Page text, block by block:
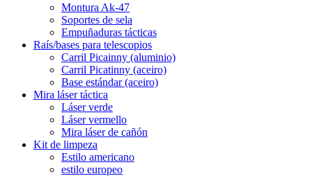
Montura Ak-47
Soportes de sela
Empuñaduras tácticas
Raís/bases para telescopios
Carril Picainny (aluminio)
Carril Picatinny (aceiro)
Base estándar (aceiro)
Mira láser táctica
Láser verde
Láser vermello
Mira láser de cañón
Kit de limpeza
Estilo americano
estilo europeo